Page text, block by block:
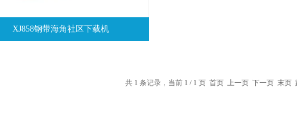
XJ858钢带海角社区下载机
共 1 条记录，当前 1 / 1 页 首页 上一页 下一页 末页